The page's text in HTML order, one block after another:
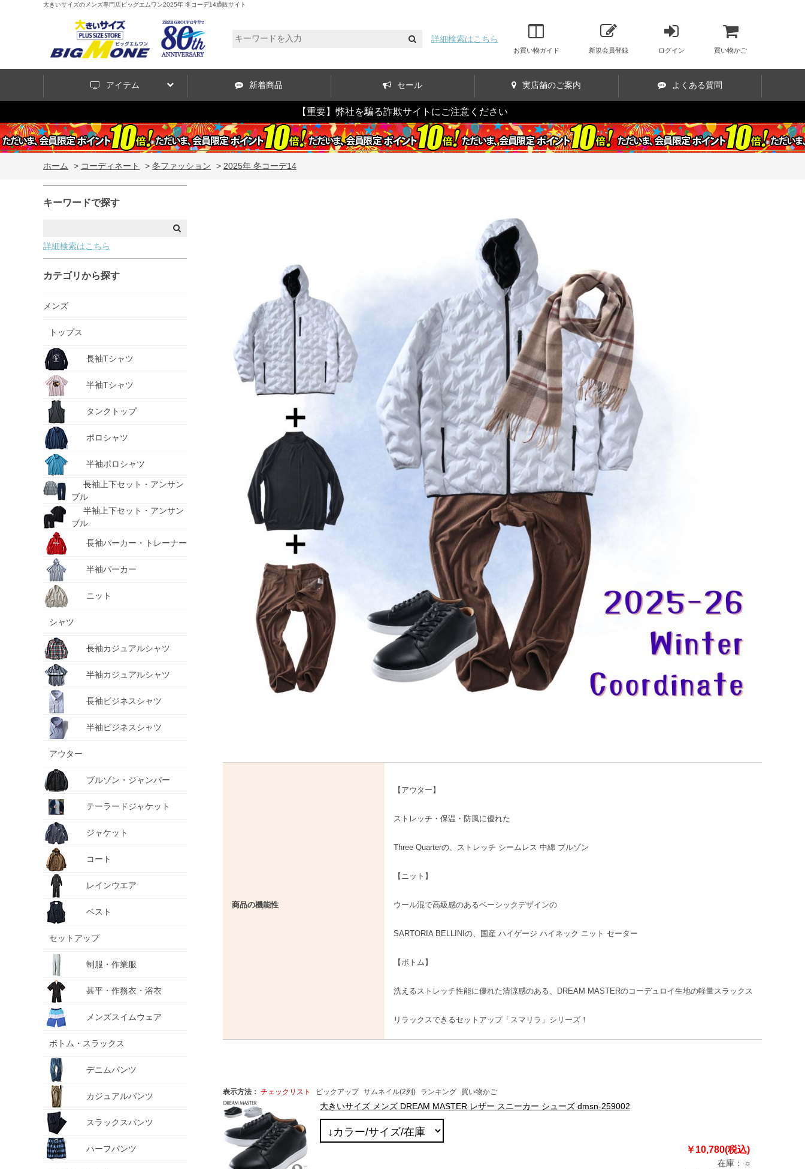
大きいサイズのメンズ専門店ビッグエムワン2025年 冬コーデ14通販サイト
詳細検索はこちら
お買い物ガイド 新規会員登録 ログイン 買い物かご
アイテム 新着商品 セール 実店舗のご案内 よくある質問
【重要】弊社を騙る詐欺サイトにご注意ください
ホーム > コーディネート > 冬ファッション > 2025年 冬コーデ14
キーワードで探す
詳細検索はこちら
カテゴリから探す
メンズ
トップス
長袖Tシャツ
半袖Tシャツ
タンクトップ
ポロシャツ
半袖ポロシャツ
長袖上下セット・アンサン
ブル
半袖上下セット・アンサン
ブル
長袖パーカー・トレーナー
半袖パーカー
ニット
シャツ
長袖カジュアルシャツ
半袖カジュアルシャツ
長袖ビジネスシャツ
半袖ビジネスシャツ
アウター
ブルゾン・ジャンパー
テーラードジャケット
ジャケット
コート
レインウエア
ベスト
セットアップ
制服・作業服
甚平・作務衣・浴衣
メンズスイムウェア
ボトム・スラックス
デニムパンツ
カジュアルパンツ
スラックスパンツ
ハーフパンツ
商品の機能性
【アウター】
ストレッチ・保温・防風に優れた
Three Quarterの、ストレッチ シームレス 中綿 ブルゾン
【ニット】
ウール混で高級感のあるベーシックデザインの
SARTORIA BELLINIの、国産 ハイゲージ ハイネック ニット セーター
【ボトム】
洗えるストレッチ性能に優れた清涼感のある、DREAM MASTERのコーデュロイ生地の軽量スラックス
リラックスできるセットアップ「スマリラ」シリーズ！
表示方法： チェックリスト ピックアップ サムネイル(2列) ランキング 買い物かご
大きいサイズ メンズ DREAM MASTER レザー スニーカー シューズ dmsn-259002
￥10,780(税込)
在庫：
○